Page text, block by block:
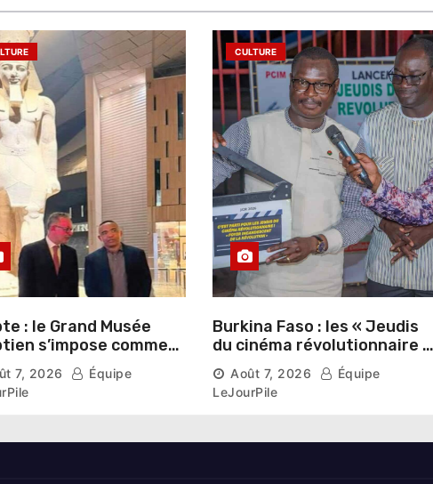
: le Grand Musée
s’impose comme
du patrimoine
auprès des
étrangers
7, 2026
Équipe
CULTURE
Burkina Faso : les « Jeudis
du cinéma révolutionnaire »
lancés au Mémorial Thomas
Sankara
Août 7, 2026
Équipe
LeJourPile